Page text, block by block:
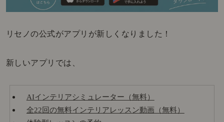
リセノの公式がアプリが新しくなりました！
新しいアプリでは、
AIインテリアシミュレーター（無料）
全22回の無料インテリアレッスン動画（無料）